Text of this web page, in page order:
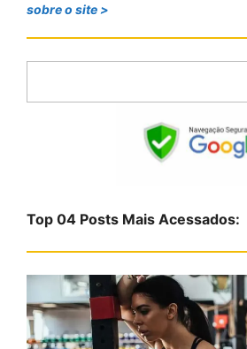
sobre o site >
a
r
Top 04 Posts Mais Acessados: